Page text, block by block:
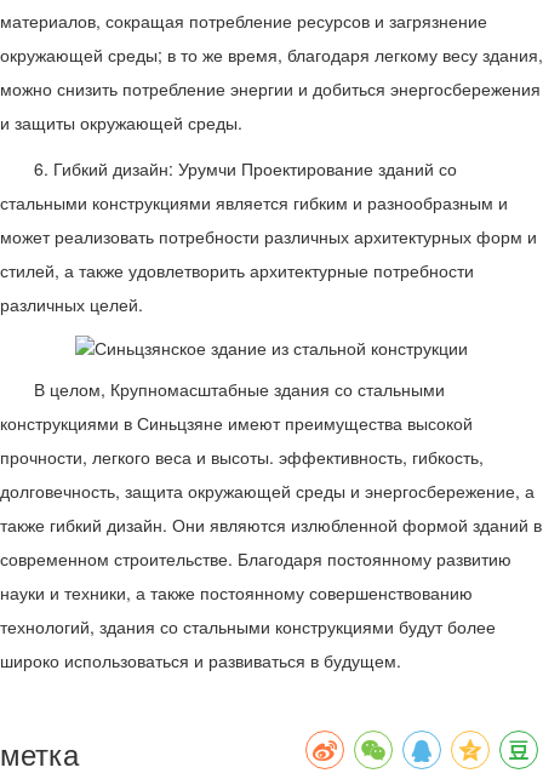
материалов, сокращая потребление ресурсов и загрязнение
окружающей среды; в то же время, благодаря легкому весу здания,
можно снизить потребление энергии и добиться энергосбережения
и защиты окружающей среды.
6. Гибкий дизайн: Урумчи Проектирование зданий со
стальными конструкциями является гибким и разнообразным и
может реализовать потребности различных архитектурных форм и
стилей, а также удовлетворить архитектурные потребности
различных целей.
В целом, Крупномасштабные здания со стальными
конструкциями в Синьцзяне имеют преимущества высокой
прочности, легкого веса и высоты. эффективность, гибкость,
долговечность, защита окружающей среды и энергосбережение, а
также гибкий дизайн. Они являются излюбленной формой зданий в
современном строительстве. Благодаря постоянному развитию
науки и техники, а также постоянному совершенствованию
технологий, здания со стальными конструкциями будут более
широко использоваться и развиваться в будущем.
метка